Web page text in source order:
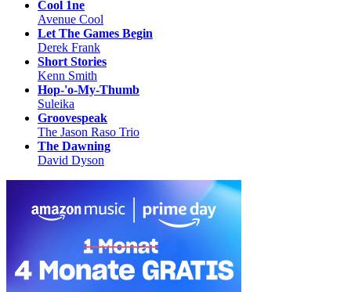
Cool 1ne
Avenue Cool
Let The Games Begin
Derek Frank
Short Stories
Kenn Smith
Hop-'o-My-Thumb
Suleika
Groovespeak
The Jason Raso Trio
The Dawning
David Dyson